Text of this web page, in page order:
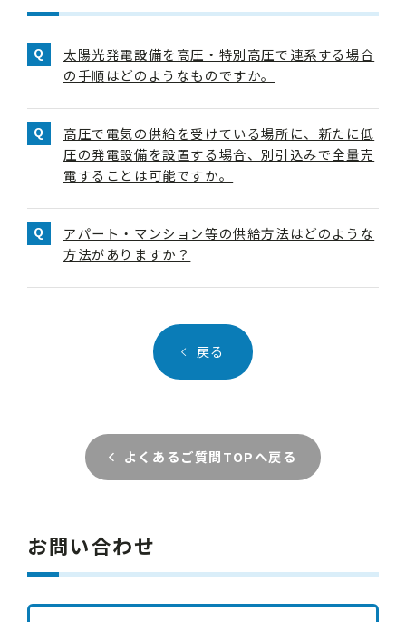
太陽光発電設備を高圧・特別高圧で連系する場合
の手順はどのようなものですか。
高圧で電気の供給を受けている場所に、新たに低
圧の発電設備を設置する場合、別引込みで全量売
電することは可能ですか。
アパート・マンション等の供給方法はどのような
方法がありますか？
戻る
よくあるご質問TOPへ戻る
お問い合わせ